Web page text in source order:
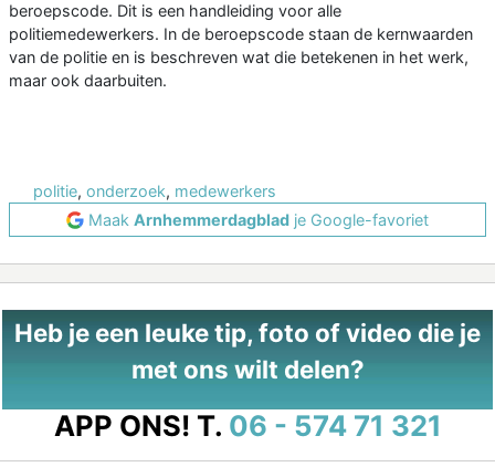
beroepscode. Dit is een handleiding voor alle
politiemedewerkers. In de beroepscode staan de kernwaarden
van de politie en is beschreven wat die betekenen in het werk,
maar ook daarbuiten.
politie, onderzoek, medewerkers
Maak Arnhemmerdagblad je Google-favoriet
Heb je een leuke tip, foto of video die je
met ons wilt delen?
APP ONS! T. 06 - 574 71 321